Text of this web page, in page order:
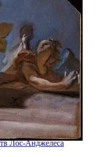
живопись
Лос-Анджелеса